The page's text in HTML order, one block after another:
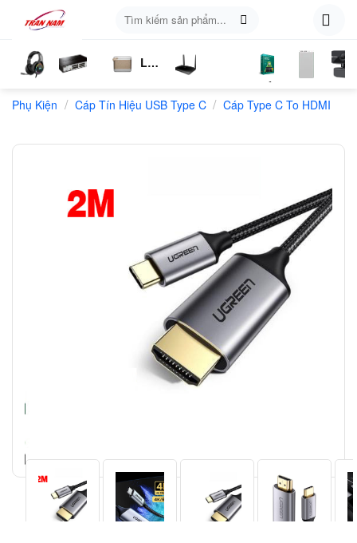
content
kiếm:
Nghe
Chia
Loa
LTE
Sóng
Phần
Mềm
Kiện
Phụ Kiện / Cáp Tín Hiệu USB Type C / Cáp Type C To HDMI